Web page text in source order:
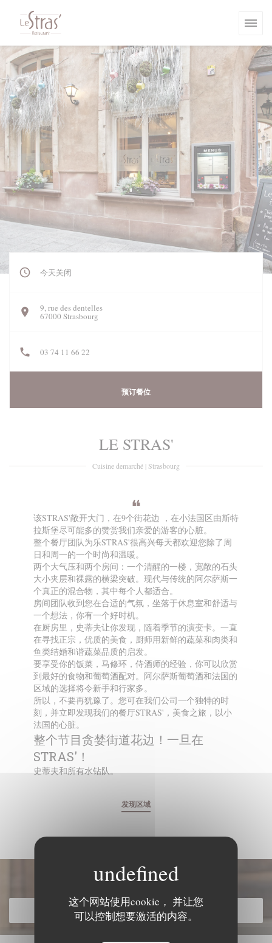
这个网站使用cookie， 并让您
可以控制想要激活的内容。
今天关闭
9, rue des dentelles
67000 Strasbourg
03 74 11 66 22
预订餐位
LE STRAS'
Cuisine demarché |Strasbourg
该STRAS'敞开大门，在9个街花边
，在小法国区由斯特
拉斯堡尽可能多的赞赏我们亲爱的游客的心脏。
整个餐厅团队为乐STRAS'很高兴每天都欢迎您除了周
日和周一的一个时尚和温暖。
两个大气压和两个房间：一个清醒的一楼，宽敞的石头
大小夹层和裸露的横梁突破。现代与传统的阿尔萨斯一
个真正的混合物，其中每个人都适合。
房间团队收到您在合适的气氛，坐落于休息室和舒适与
一个想法，你有一个好时机。
在厨房里，史蒂夫让你发现，随着季节的演变卡。一直
在寻找正宗，优质的美食，厨师用新鲜的蔬菜和肉类和
鱼类结婚和谐蔬菜品质的启发。
要享受你的饭菜，马修环，侍酒师的经验，你可以欣赏
到最好的食物和葡萄酒配对。阿尔萨斯葡萄酒和法国的
区域的选择将令新手和行家多。
所以，不要再犹豫了。您可在我们公司一个独特的时
刻，并立即发现我们的餐厅STRAS'，美食之旅，以小
法国的心脏。
整个节目贪婪街道花边！一旦在
STRAS'！
史蒂夫和所有水钻队。
发现区域
发现我们的菜单
发现我们的菜单